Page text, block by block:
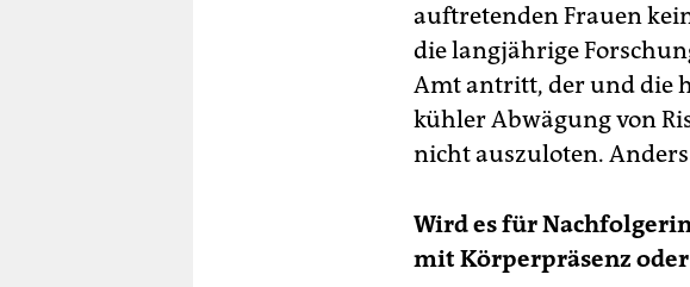
auftretenden Frauen
die langjährige
Amt antritt, der und die
kühler Abwägung von
nicht auszuloten. Anders
Wird es für
mit Körperpräsenz